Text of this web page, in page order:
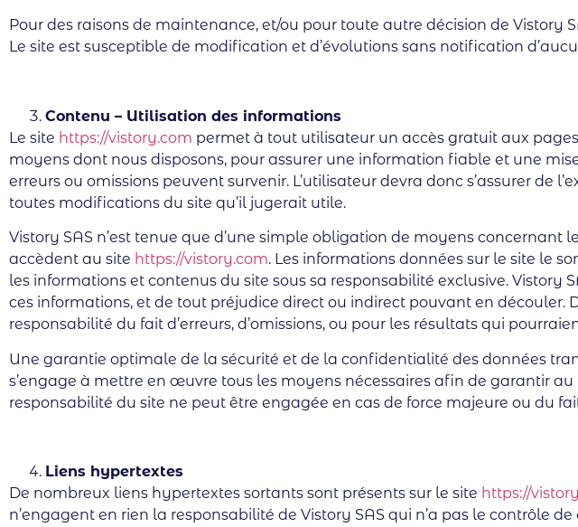
Pour des raisons de maintenance, et/ou pour toute autre décision de Vistory
Le site est susceptible de modification et d’évolutions sans notification
Contenu – Utilisation des informations
Le site https://vistory.com permet à tout utilisateur un accès gratuit aux
moyens dont nous disposons, pour assurer une information fiable et une
erreurs ou omissions peuvent survenir. L’utilisateur devra donc s’assurer de
toutes modifications du site qu’il jugerait utile.
Vistory SAS n’est tenue que d’une simple obligation de moyens concernant
accèdent au site https://vistory.com. Les informations données sur le site le
les informations et contenus du site sous sa responsabilité exclusive. Vistory
ces informations, et de tout préjudice direct ou indirect pouvant en découler.
responsabilité du fait d’erreurs, d’omissions, ou pour les résultats qui
Une garantie optimale de la sécurité et de la confidentialité des données
s’engage à mettre en œuvre tous les moyens nécessaires afin de garantir
responsabilité du site ne peut être engagée en cas de force majeure ou du
Liens hypertextes
De nombreux liens hypertextes sortants sont présents sur le site https://
n’engagent en rien la responsabilité de Vistory SAS qui n’a pas le contrôle